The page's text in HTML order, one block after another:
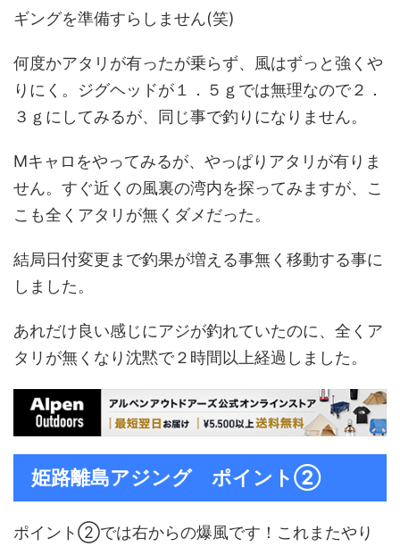
ギングを準備すらしません(笑)
何度かアタリが有ったが乗らず、風はずっと強くや
りにく。ジグヘッドが１．５ｇでは無理なので２．
３ｇにしてみるが、同じ事で釣りになりません。
Mキャロをやってみるが、やっぱりアタリが有りま
せん。すぐ近くの風裏の湾内を探ってみますが、こ
こも全くアタリが無くダメだった。
結局日付変更まで釣果が増える事無く移動する事に
しました。
あれだけ良い感じにアジが釣れていたのに、全くア
タリが無くなり沈黙で２時間以上経過しました。
姫路離島アジング ポイント②
ポイント②では右からの爆風です！これまたやり